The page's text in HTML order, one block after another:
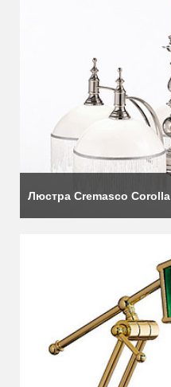
Люстра Cremasco Corolla